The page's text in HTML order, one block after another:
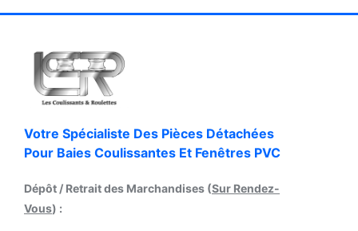
Votre Spécialiste Des Pièces Détachées
Pour Baies Coulissantes Et Fenêtres PVC
Dépôt / Retrait des Marchandises (Sur Rendez-
Vous) :